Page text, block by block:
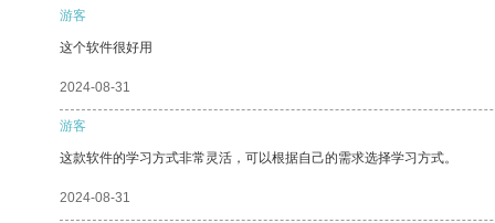
游客
这个软件很好用
2024-08-31
游客
这款软件的学习方式非常灵活，可以根据自己的需求选择学习方式。
2024-08-31